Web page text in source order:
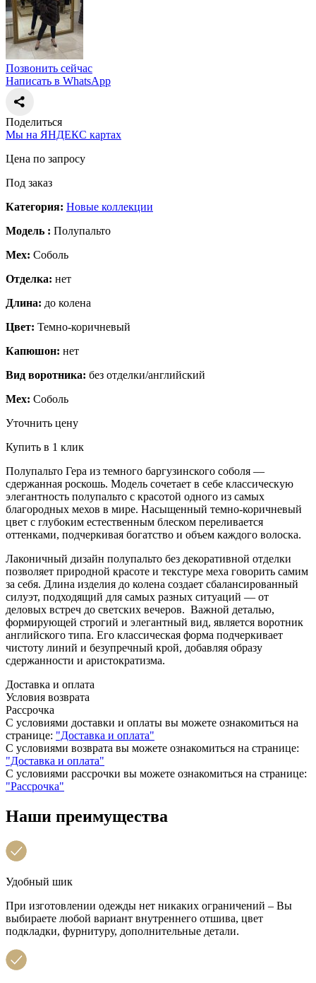
Позвонить сейчас
Написать в WhatsApp
Поделиться
Мы на ЯНДЕКС картах
Цена по запросу
Под заказ
Категория: Новые коллекции
Модель : Полупальто
Мех: Соболь
Отделка: нет
Длина: до колена
Цвет: Темно-коричневый
Капюшон: нет
Вид воротника: без отделки/английский
Мех: Соболь
Уточнить цену
Купить в 1 клик
Полупальто Гера из темного баргузинского соболя —
сдержанная роскошь. Модель сочетает в себе классическую
элегантность полупальто с красотой одного из самых
благородных мехов в мире. Насыщенный темно-коричневый
цвет с глубоким естественным блеском переливается
оттенками, подчеркивая богатство и объем каждого волоска.
Лаконичный дизайн полупальто без декоративной отделки
позволяет природной красоте и текстуре меха говорить самим
за себя. Длина изделия до колена создает сбалансированный
силуэт, подходящий для самых разных ситуаций — от
деловых встреч до светских вечеров. Важной деталью,
формирующей строгий и элегантный вид, является воротник
английского типа. Его классическая форма подчеркивает
чистоту линий и безупречный крой, добавляя образу
сдержанности и аристократизма.
Доставка и оплата
Условия возврата
Рассрочка
С условиями доставки и оплаты вы можете ознакомиться на
странице: "Доставка и оплата"
С условиями возврата вы можете ознакомиться на странице:
"Доставка и оплата"
С условиями рассрочки вы можете ознакомиться на странице:
"Рассрочка"
Наши преимущества
Удобный шик
При изготовлении одежды нет никаких ограничений – Вы
выбираете любой вариант внутреннего отшива, цвет
подкладки, фурнитуру, дополнительные детали.